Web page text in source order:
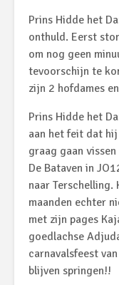
Prins Hidde het
onthuld. Eerst
om nog geen
tevoorschijn te
zijn 2 hofdames
Prins Hidde het
aan het feit dat
graag gaan
De Bataven in
naar
maanden echter
met zijn pages
goedlachse
carnavalsfeest
blijven springen!!